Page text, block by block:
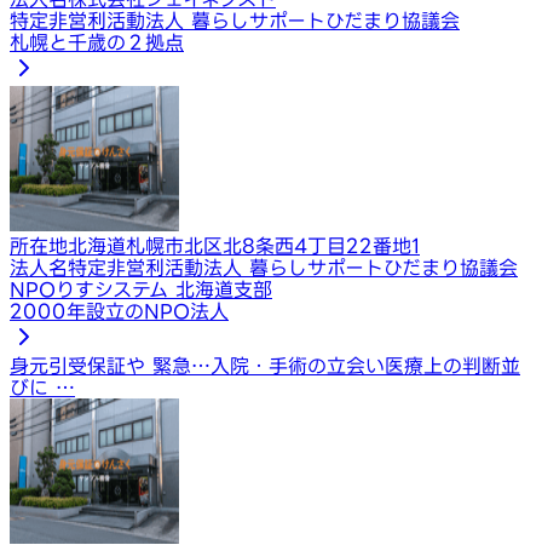
特定非営利活動法人 暮らしサポートひだまり協議会
札幌と千歳の２拠点
所在地北海道札幌市北区北8条西4丁目22番地1
法人名特定非営利活動法人 暮らしサポートひだまり協議会
NPOりすシステム 北海道支部
2000年設立のNPO法人
身元引受保証や 緊急… 入院・手術の立会い医療上の判断並
びに …